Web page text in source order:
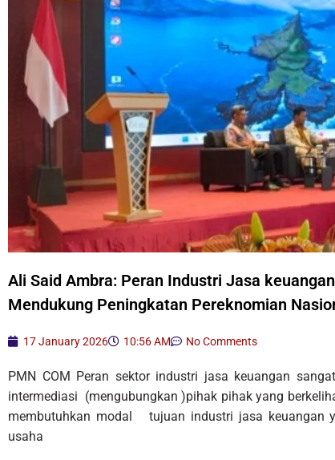
Ali Said Ambra: Peran Industri Jasa
Mendukung Peningkatan Pereknomian
17 January 2026 10:56 AM No Comments
PMN COM Peran sektor industri jasa keuangan
intermediasi (mengubungkan )pihak pihak yang
membutuhkan modal tujuan industri jasa
usaha